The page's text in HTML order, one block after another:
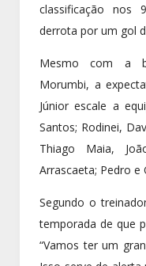
classificação nos
derrota por um gol
Mesmo com a
Morumbi, a
Júnior escale a
Santos; Rodinei,
Thiago Maia,
Arrascaeta; Pedro e
Segundo o
temporada de que
“Vamos ter um